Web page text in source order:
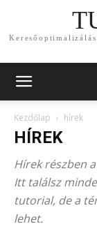
Kezdőlap hírek
HÍREK
Hírek részben
Itt találsz
tutorial, de a
lehet.